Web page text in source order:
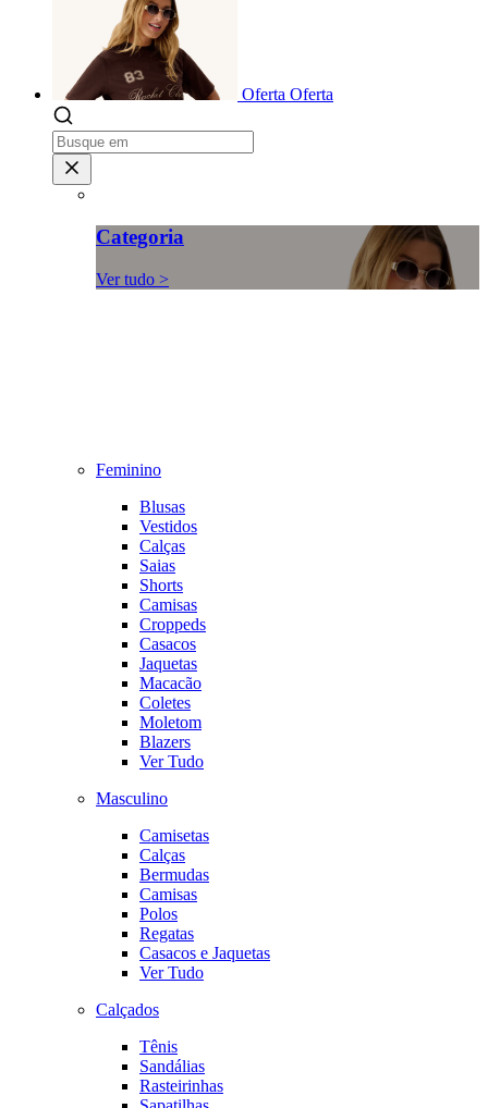
Oferta Oferta
Categoria
Ver tudo >
Feminino
Blusas
Vestidos
Calças
Saias
Shorts
Camisas
Croppeds
Casacos
Jaquetas
Macacão
Coletes
Moletom
Blazers
Ver Tudo
Masculino
Camisetas
Calças
Bermudas
Camisas
Polos
Regatas
Casacos e Jaquetas
Ver Tudo
Calçados
Tênis
Sandálias
Rasteirinhas